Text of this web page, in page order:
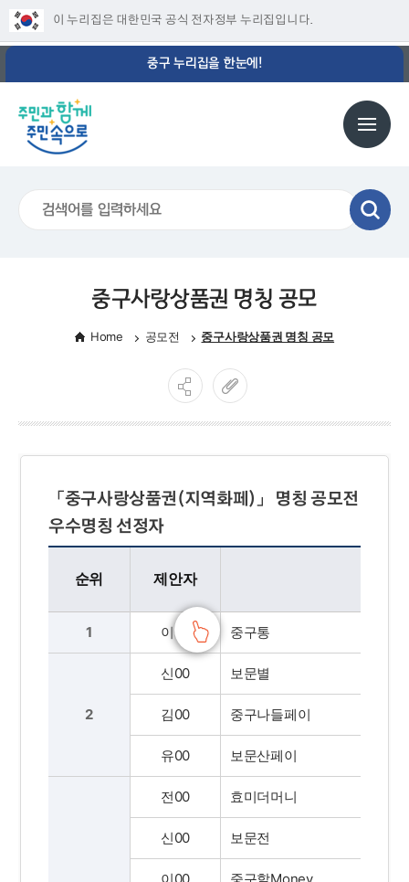
이 누리집은 대한민국 공식 전자정부 누리집입니다.
중구 누리집을 한눈에!
중구사랑상품권 명칭 공모
Home 공모전 중구사랑상품권 명칭 공모
「중구사랑상품권(지역화페)」 명칭 공모전
우수명칭 선정자
중구사랑상품권(지역화폐) 명칭 공모전 우수제안 선정자 - 순위, 제안자, 선정명칭, 홈페이지등록번호, 등급, 시상금 (표창훈격: 중구청장) 정보 제공
순위 제안자
1 이00 중구통
2
신00 보문별
김00 중구나들페이
유00 보문산페이
전00 효미더머니
신00 보문전